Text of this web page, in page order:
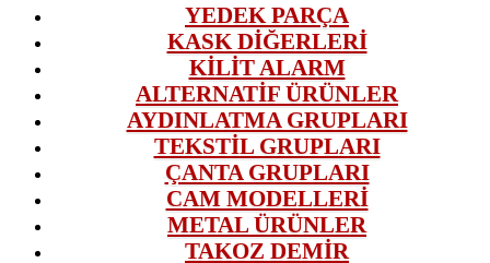
YEDEK PARÇA
KASK DİĞERLERİ
KİLİT ALARM
ALTERNATİF ÜRÜNLER
AYDINLATMA GRUPLARI
TEKSTİL GRUPLARI
ÇANTA GRUPLARI
CAM MODELLERİ
METAL ÜRÜNLER
TAKOZ DEMİR